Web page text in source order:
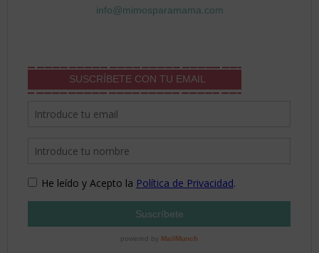
info@mimosparamama.com
SUSCRÍBETE CON TU EMAIL